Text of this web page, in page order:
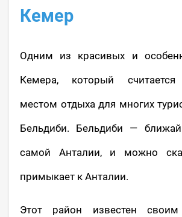
Кемер
Одним из красивых и
Кемера, который
местом отдыха для многих
Бельдиби. Бельдиби —
самой Анталии, и можно
примыкает к Анталии.
Этот район известен